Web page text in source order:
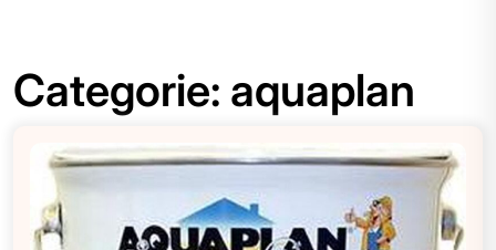
Categorie: aquaplan